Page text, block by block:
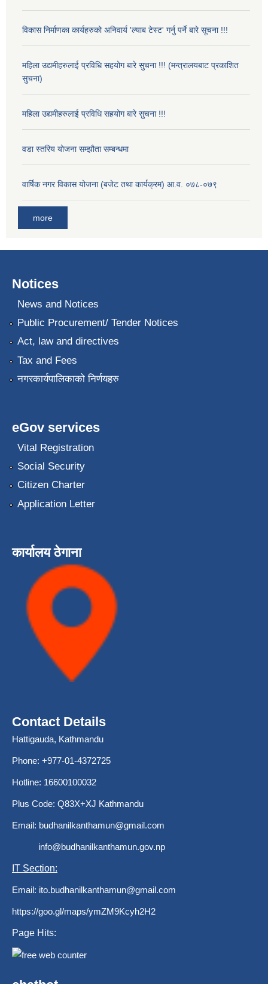
विकास निर्माणका कार्यहरुको अनिवार्य 'ल्याब टेस्ट' गर्नु पर्ने बारे सूचना !!!
महिला उद्यमीहरुलाई प्रविधि सहयोग बारे सुचना !!! (मन्त्रालयबाट प्रकाशित
सुचना)
महिला उद्यमीहरुलाई प्रविधि सहयोग बारे सुचना !!!
वडा स्तरिय योजना सम्झौता सम्बन्धमा
वार्षिक नगर विकास योजना (बजेट तथा कार्यक्रम) आ.व. ०७८-०७९
more
Notices
News and Notices
Public Procurement/ Tender Notices
Act, law and directives
Tax and Fees
नगरकार्यपालिकाको निर्णयहरु
eGov services
Vital Registration
Social Security
Citizen Charter
Application Letter
कार्यालय ठेगाना
Contact Details
Hattigauda, Kathmandu
Phone: +977-01-4372725
Hotline: 16600100032
Plus Code: Q83X+XJ Kathmandu
Email: budhanilkanthamun@gmail.com
info@budhanilkanthamun.gov.np
IT Section:
Email: ito.budhanilkanthamun@gmail.com
https://goo.gl/maps/ymZM9Kcyh2H2
Page Hits: